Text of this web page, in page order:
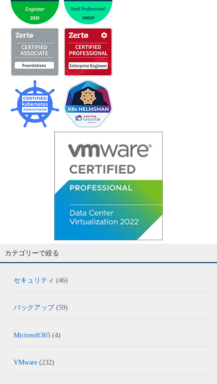
カテゴリーで絞る
セキュリティ (46)
バックアップ(59)
Microsoft365 (4)
VMware (232)